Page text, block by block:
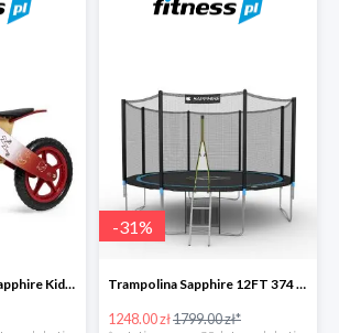
Rowerek biegowy Sapphire Kids Loopy drewniany -22%
-31%
Trampolina Sapphire 12FT 374 cm + drabinka GRATISY -31%
1248.00 zł1799.00 zł*